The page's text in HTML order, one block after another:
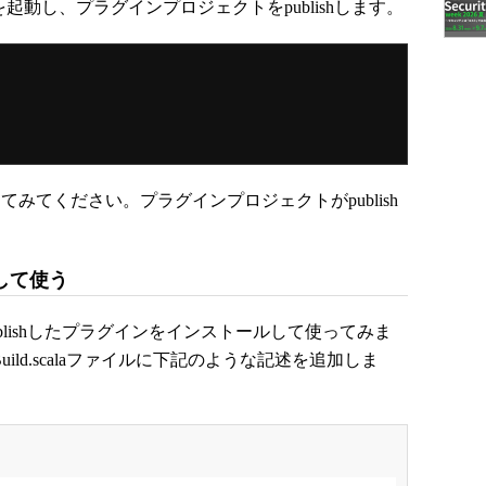
し、プラグインプロジェクトをpublishします。
みてください。プラグインプロジェクトがpublish
て使う
したプラグインをインストールして使ってみま
ファイルに下記のような記述を追加しま